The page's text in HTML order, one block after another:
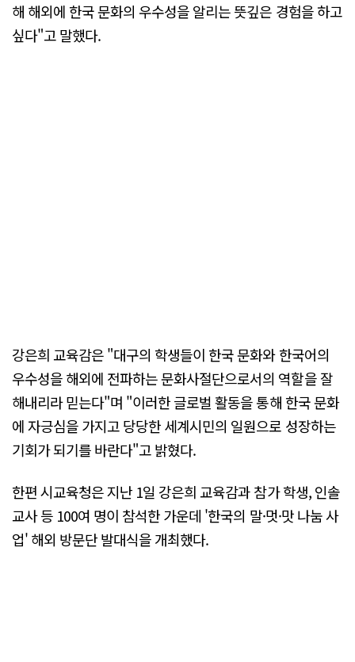
해 해외에 한국 문화의 우수성을 알리는 뜻깊은 경험을 하고
싶다"고 말했다.
강은희 교육감은 "대구의 학생들이 한국 문화와 한국어의
우수성을 해외에 전파하는 문화사절단으로서의 역할을 잘
해내리라 믿는다"며 "이러한 글로벌 활동을 통해 한국 문화
에 자긍심을 가지고 당당한 세계시민의 일원으로 성장하는
기회가 되기를 바란다"고 밝혔다.
한편 시교육청은 지난 1일 강은희 교육감과 참가 학생, 인솔
교사 등 100여 명이 참석한 가운데 '한국의 말·멋·맛 나눔 사
업' 해외 방문단 발대식을 개최했다.